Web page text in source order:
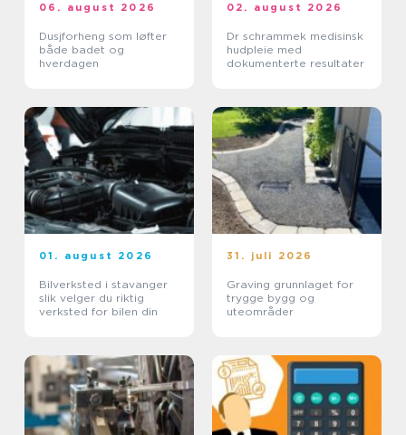
06. august 2026
Dusjforheng som løfter
både badet og
hverdagen
02. august 2026
Dr schrammek medisinsk
hudpleie med
dokumenterte resultater
01. august 2026
Bilverksted i stavanger
slik velger du riktig
verksted for bilen din
31. juli 2026
Graving grunnlaget for
trygge bygg og
uteområder